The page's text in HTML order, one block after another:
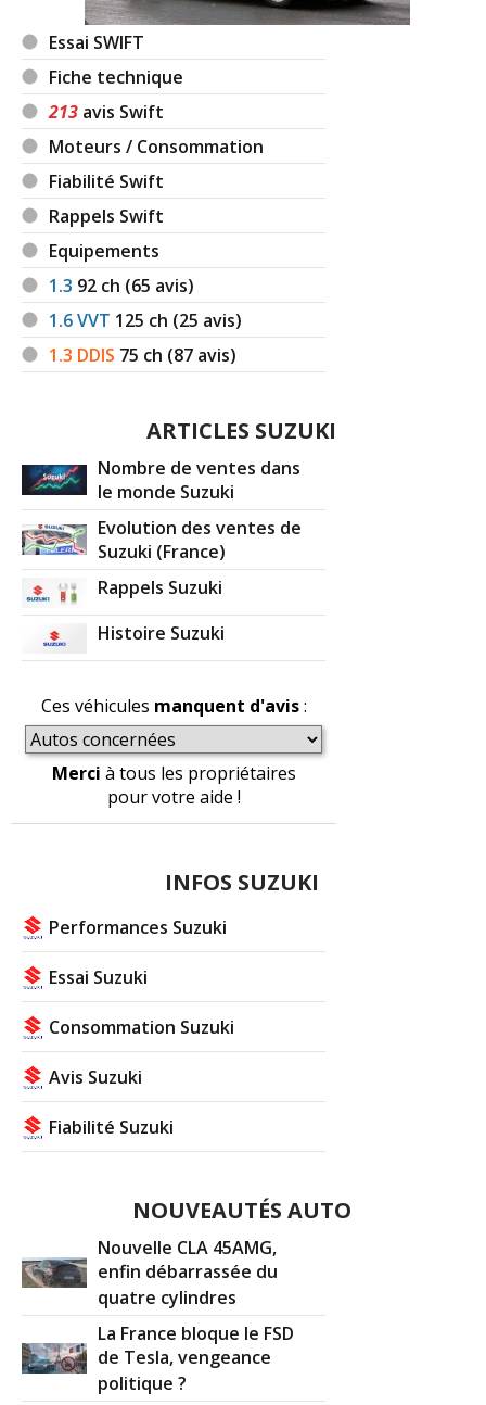
Essai SWIFT
Fiche technique
213 avis Swift
Moteurs / Consommation
Fiabilité Swift
Rappels Swift
Equipements
1.3 92 ch (65 avis)
1.6 VVT 125 ch (25 avis)
1.3 DDIS 75 ch (87 avis)
ARTICLES SUZUKI
Nombre de ventes dans
le monde Suzuki
Evolution des ventes de
Suzuki (France)
Rappels Suzuki
Histoire Suzuki
Ces véhicules manquent d'avis:
Merci à tous les propriétaires
pour votre aide !
INFOS SUZUKI
Performances Suzuki
Essai Suzuki
Consommation Suzuki
Avis Suzuki
Fiabilité Suzuki
NOUVEAUTÉS AUTO
Nouvelle CLA 45AMG,
enfin débarrassée du
quatre cylindres
La France bloque le FSD
de Tesla, vengeance
politique ?